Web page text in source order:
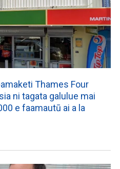
Thames Four
ni tagata galulue mai
e faamautū ai a la